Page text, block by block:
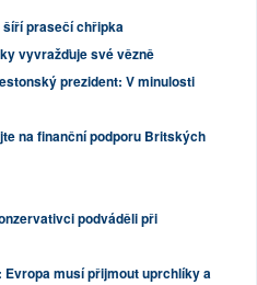
šíří prasečí chřipka
vyvražďuje své vězně
prezident: V minulosti
na finanční podporu Britských
podváděli při
Evropa musí přijmout uprchlíky a